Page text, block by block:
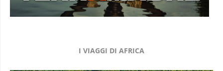
I VIAGGI DI AFRICA